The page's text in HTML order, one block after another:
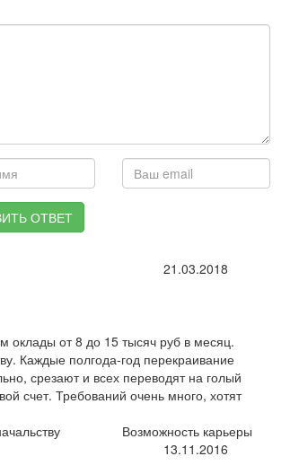
ОТВЕТ
21.03.2018
оклады от 8 до 15 тысяч руб в месяц.
Каждые полгода-год перекраивание
срезают и всех переводят на голый
счет. Требований очень много, хотят
Возможность карьеры
13.11.2016